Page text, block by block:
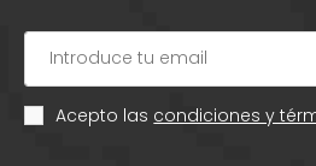
Acepto las condiciones y